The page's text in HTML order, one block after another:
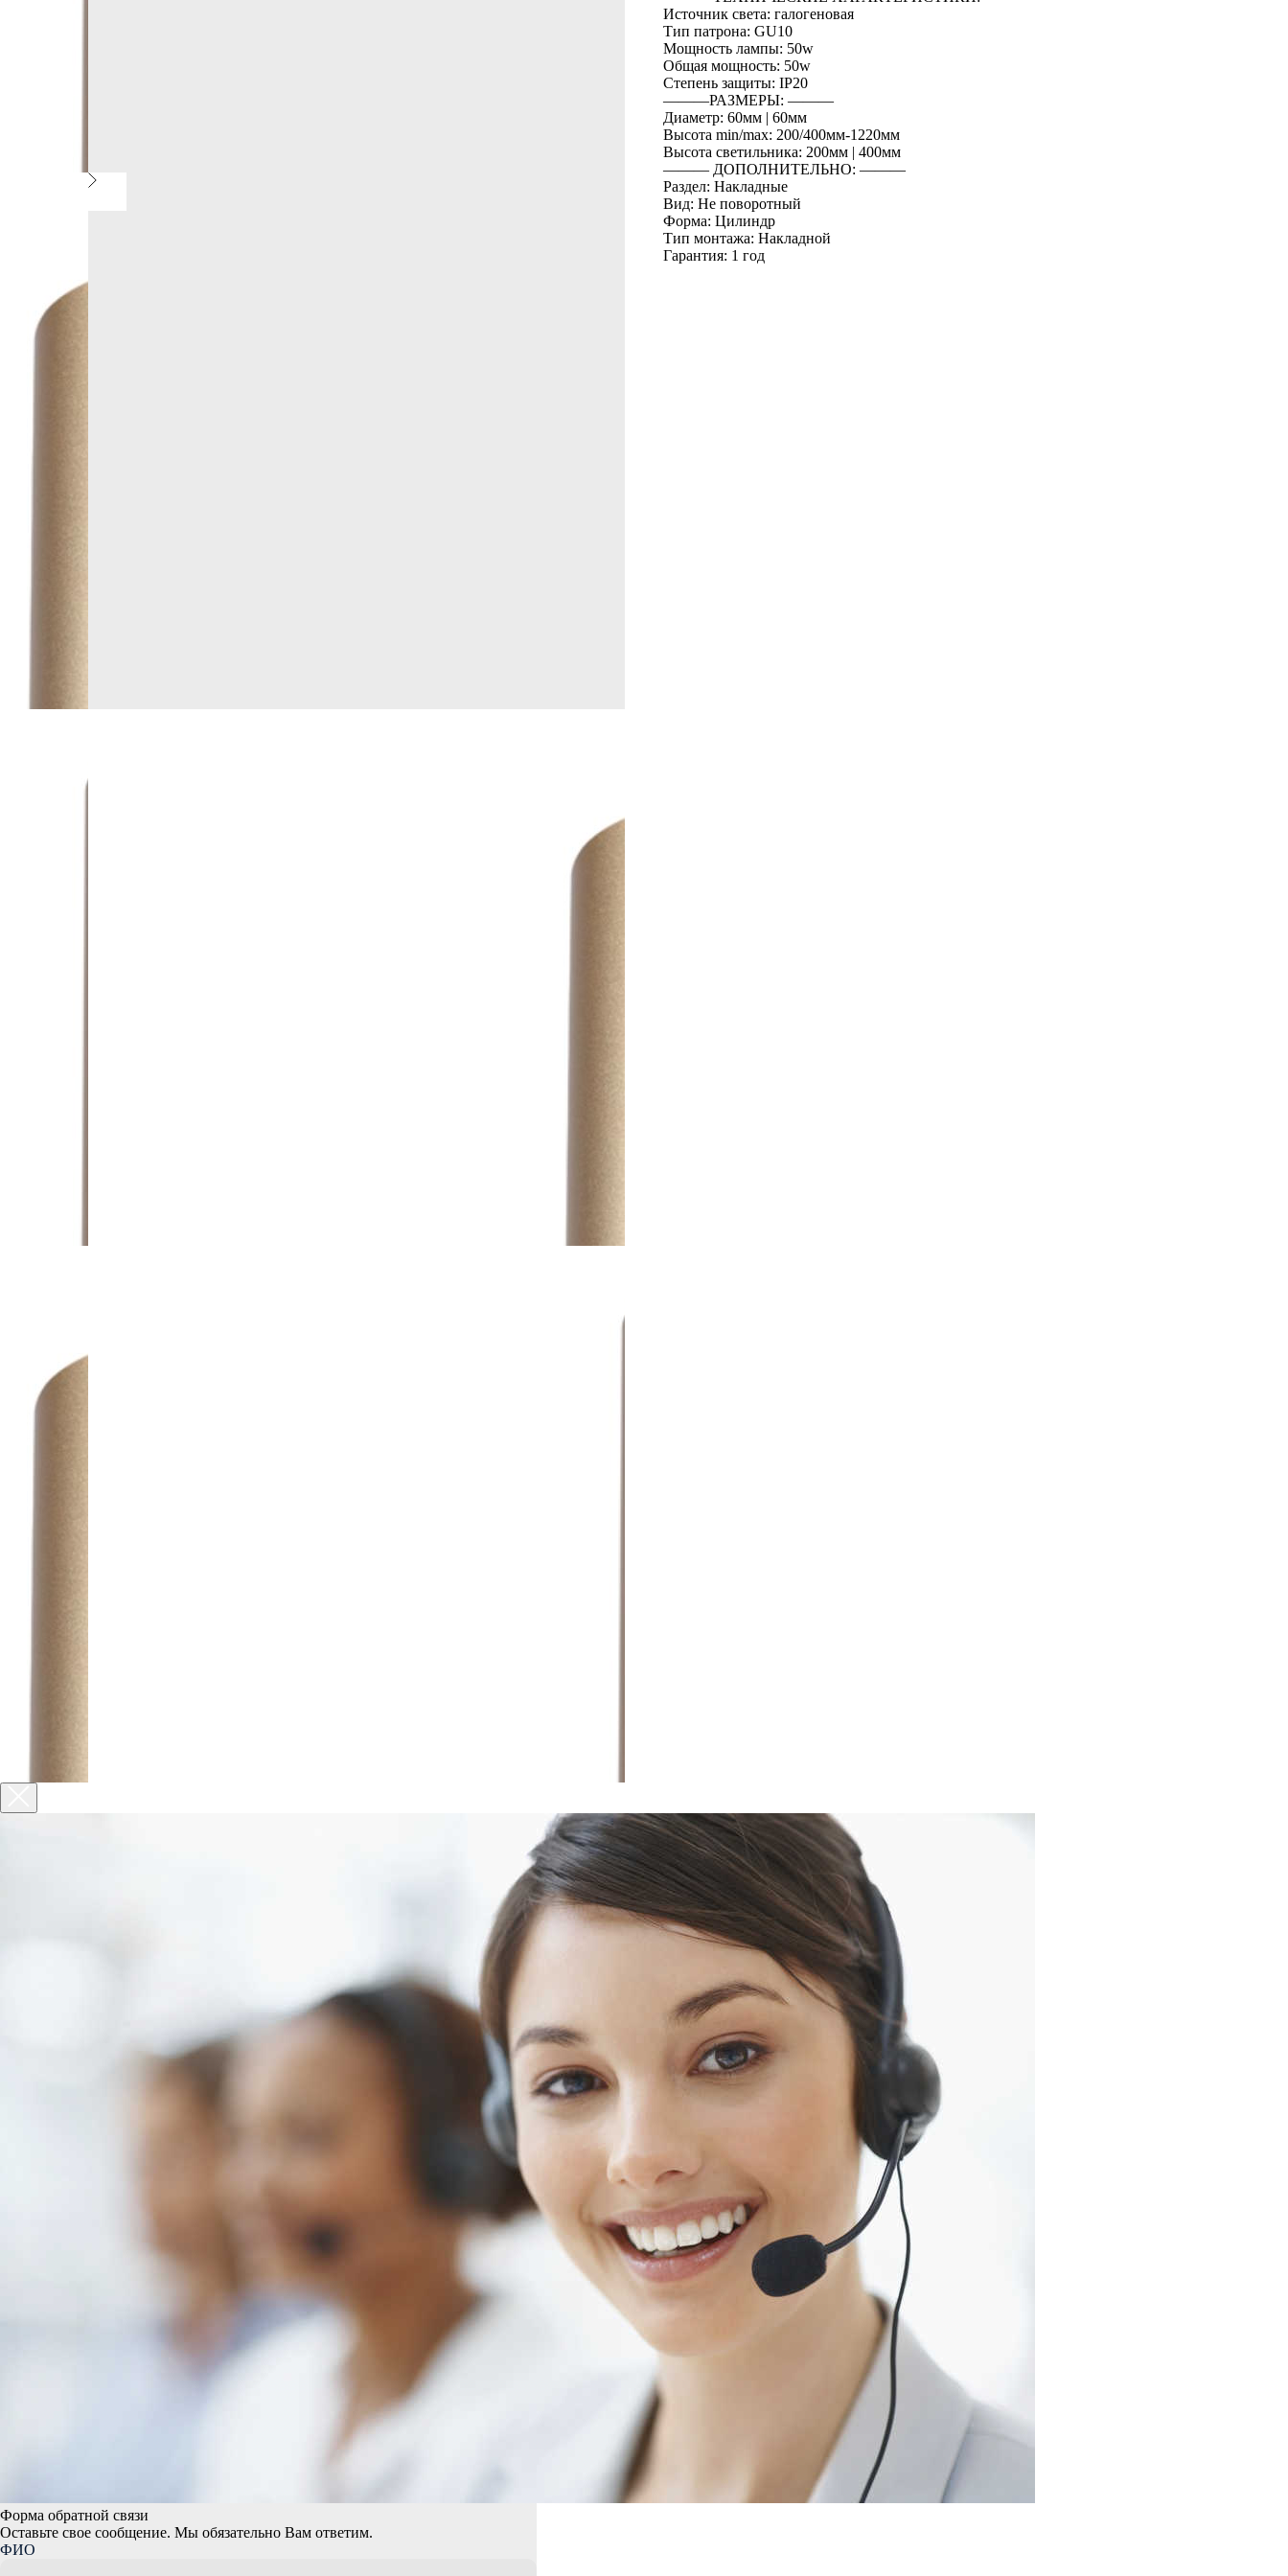
Источник света: галогеновая
Тип патрона: GU10
Мощность лампы: 50w
Общая мощность: 50w
Степень защиты: IP20
―――РАЗМЕРЫ: ―――
Диаметр: 60мм | 60мм
Высота min/max: 200/400мм-1220мм
Высота светильника: 200мм | 400мм
――― ДОПОЛНИТЕЛЬНО: ―――
Раздел: Накладные
Вид: Не поворотный
Форма: Цилиндр
Тип монтажа: Накладной
Гарантия: 1 год
Форма обратной связи
Оставьте свое сообщение. Мы обязательно Вам ответим.
ФИО